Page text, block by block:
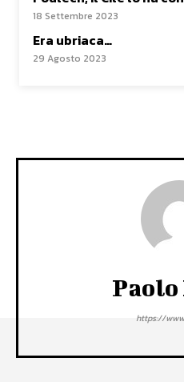
18 Settembre 2023
Era ubriaca…
29 Agosto 2023
https://